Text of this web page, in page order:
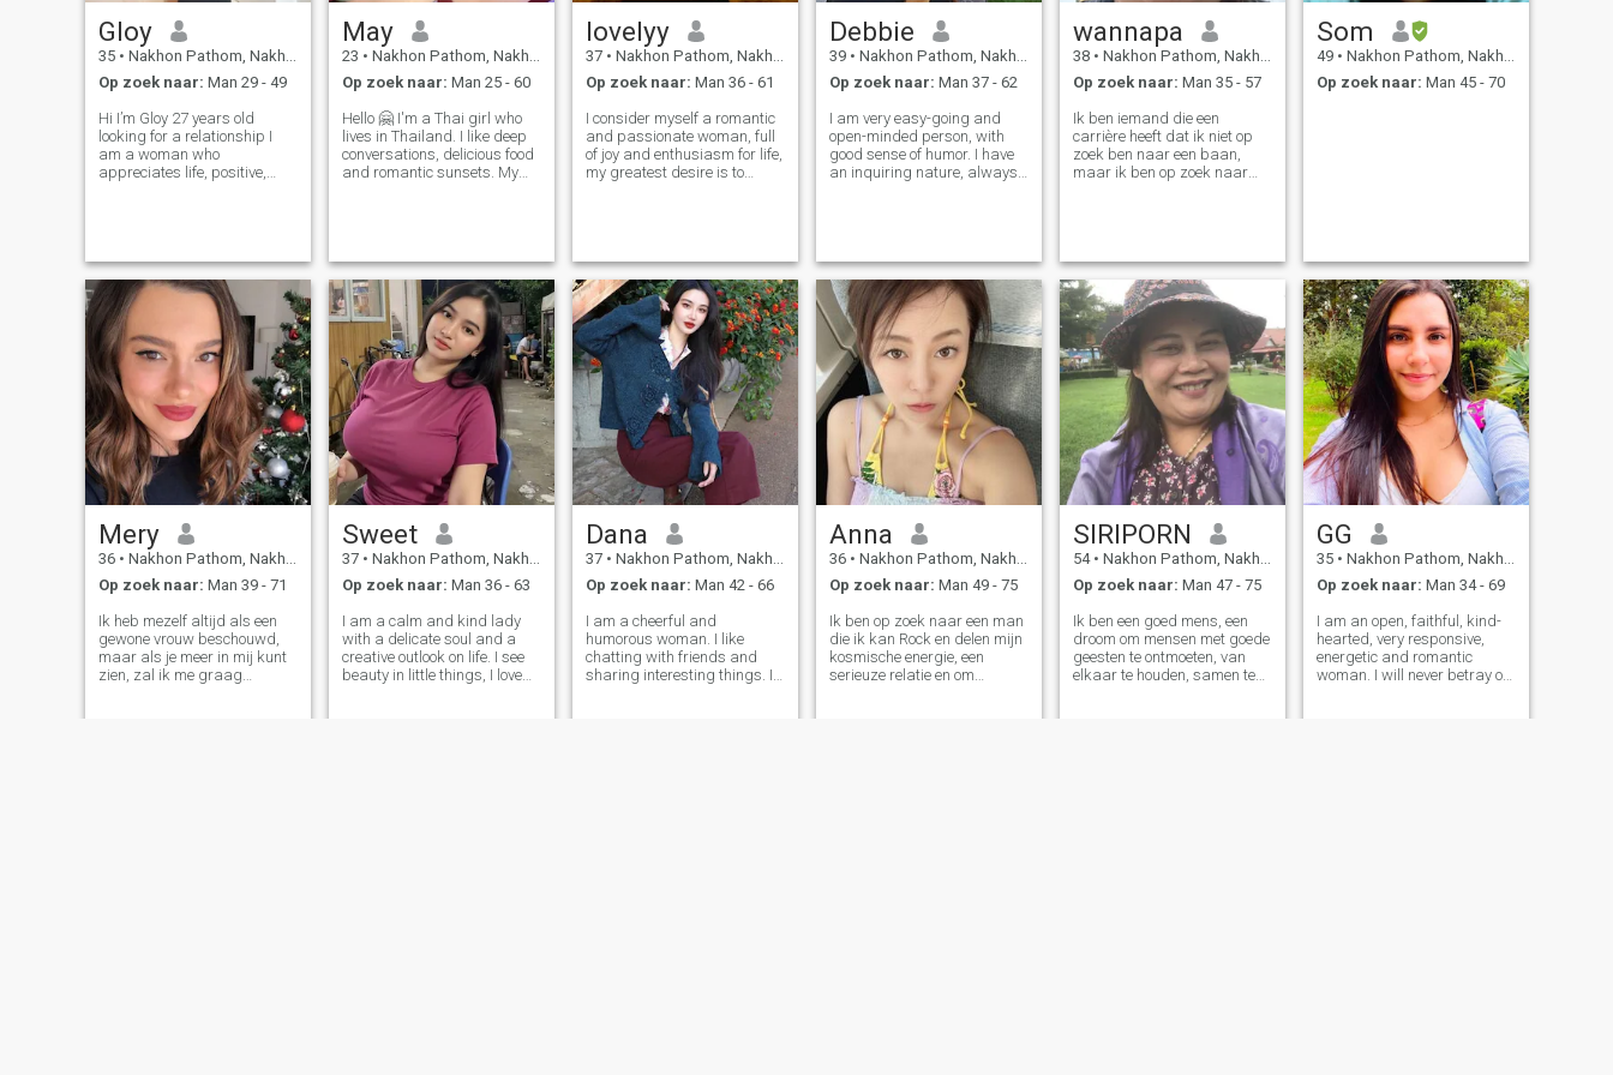
Gloy
35 • Nakhon Pathom, Nakhon Pathom, Thailand
Op zoek naar: Man 29 - 49
Hi I’m Gloy 27 years old
looking for a relationship I
am a woman who
appreciates life, positive,
kind of woman, start
conversation
May
23 • Nakhon Pathom, Nakhon Pathom, Thailand
Op zoek naar: Man 25 - 60
Hello 🤗 I'm a Thai girl who
lives in Thailand. I like deep
conversations, delicious food
and romantic sunsets. My
flowers, it's not a problem
lovelyy
37 • Nakhon Pathom, Nakhon Pathom, Thailand
Op zoek naar: Man 36 - 61
I consider myself a romantic
and passionate woman, full
of joy and enthusiasm for life,
my greatest desire is to
committed, I ensure deep
connection and h
Debbie
39 • Nakhon Pathom, Nakhon Pathom, Thailand
Op zoek naar: Man 37 - 62
I am very easy-going and
open-minded person, with
good sense of humor. I have
an inquiring nature, always
love, and I am able to give a
lot to my man.
wannapa
38 • Nakhon Pathom, Nakhon Pathom, Thailand
Op zoek naar: Man 35 - 57
Ik ben iemand die een
carrière heeft dat ik niet op
zoek ben naar een baan,
maar ik ben op zoek naar
Som
49 • Nakhon Pathom, Nakhon Pathom, Thailand
Op zoek naar: Man 45 - 70
Mery
36 • Nakhon Pathom, Nakhon Pathom, Thailand
Op zoek naar: Man 39 - 71
Ik heb mezelf altijd als een
gewone vrouw beschouwd,
maar als je meer in mij kunt
zien, zal ik me graag
Sweet
37 • Nakhon Pathom, Nakhon Pathom, Thailand
Op zoek naar: Man 36 - 63
I am a calm and kind lady
with a delicate soul and a
creative outlook on life. I see
beauty in little things, I love
Dana
37 • Nakhon Pathom, Nakhon Pathom, Thailand
Op zoek naar: Man 42 - 66
I am a cheerful and
humorous woman. I like
chatting with friends and
sharing interesting things. I
Anna
36 • Nakhon Pathom, Nakhon Pathom, Thailand
Op zoek naar: Man 49 - 75
Ik ben op zoek naar een man
die ik kan Rock en delen mijn
kosmische energie, een
serieuze relatie en om
SIRIPORN
54 • Nakhon Pathom, Nakhon Pathom, Thailand
Op zoek naar: Man 47 - 75
Ik ben een goed mens, een
droom om mensen met goede
geesten te ontmoeten, van
elkaar te houden, samen te
GG
35 • Nakhon Pathom, Nakhon Pathom, Thailand
Op zoek naar: Man 34 - 69
I am an open, faithful, kind-
hearted, very responsive,
energetic and romantic
woman. I will never betray or